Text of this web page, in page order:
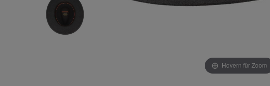
Hovern für Zoom